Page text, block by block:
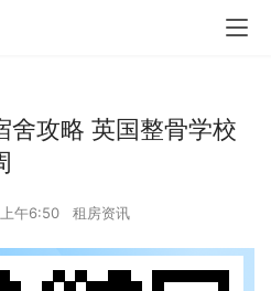
舍攻略 英国整骨学校
午6:50 租房资讯